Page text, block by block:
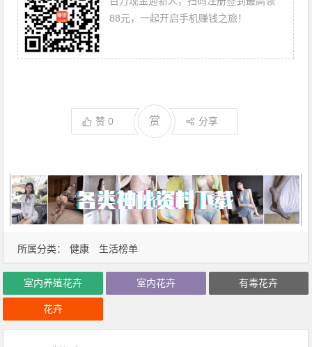
所属分类： 健康 生活榜单
88元，一起开启手机赚钱之旅！
赞0 赏 分享
室内养殖花卉 室内花卉 有毒花卉
花卉